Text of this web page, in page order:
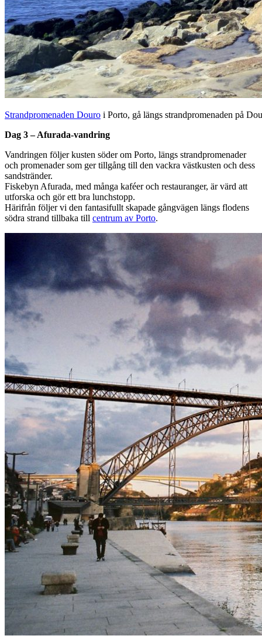
Strandpromenaden Douro i Porto, gå längs strandpromenaden på
Dag 3 – Afurada-vandring
Vandringen följer kusten söder om Porto, längs strandpromenader
och promenader som ger tillgång till den vackra västkusten och dess
sandstränder.
Fiskebyn Afurada, med många kaféer och restauranger, är värd att
utforska och gör ett bra lunchstopp.
Härifrån följer vi den fantasifullt skapade gångvägen längs flodens
södra strand tillbaka till centrum av Porto.